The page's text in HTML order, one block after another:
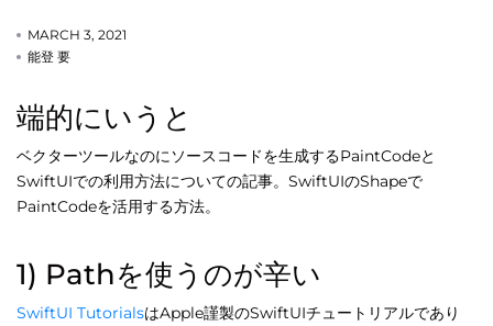
MARCH 3, 2021
能登 要
端的にいうと
ベクターツールなのにソースコードを生成するPaintCodeと
SwiftUIでの利用方法についての記事。SwiftUIのShapeで
PaintCodeを活用する方法。
1) Pathを使うのが辛い
SwiftUI TutorialsはApple謹製のSwiftUIチュートリアルであり